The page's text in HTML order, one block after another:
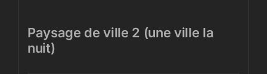
Paysage de ville 2 (une ville la
nuit)